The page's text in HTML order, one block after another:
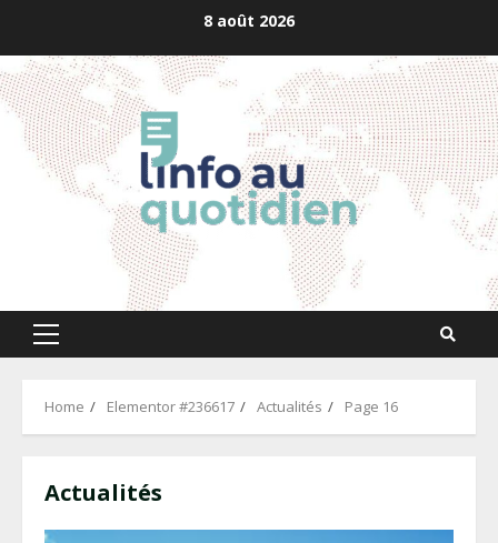
content
8 août 2026
Primary
Home Elementor #236617 Actualités Page 16
Actualités